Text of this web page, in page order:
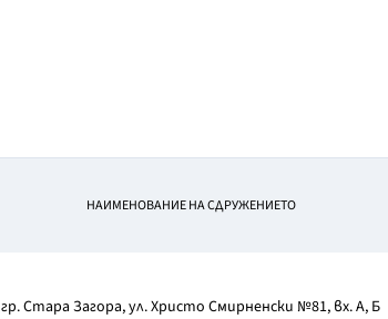
НАИМЕНОВАНИЕ НА СДРУЖЕНИЕТО
гр. Стара Загора, ул. Христо Смирненски №81, вх. А, Б